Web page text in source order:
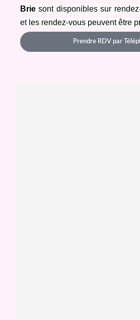
Brie sont disponibles sur
et les rendez-vous peuvent être
Prendre RDV par